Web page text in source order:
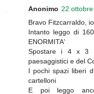
Anonimo 22
Bravo Fitzcarraldo,
Intanto leggo di
ENORMITA'
Spostare i 4 x 3
paesaggistici e del
I pochi spazi liberi
cartelloni
E poi leggo